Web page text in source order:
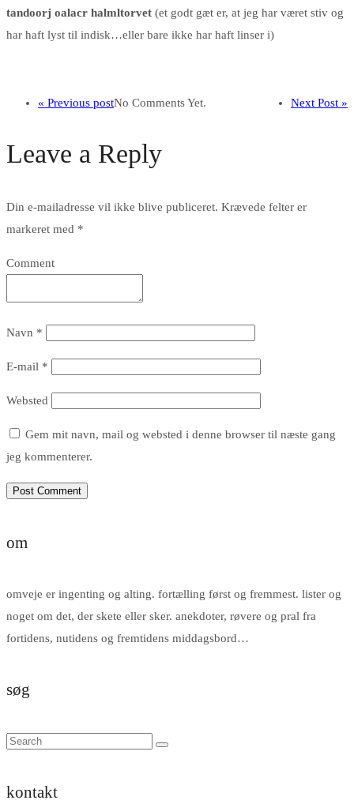
tandoorj oalacr halmltorvet (et godt gæt er, at jeg har været stiv og
har haft lyst til indisk…eller bare ikke har haft linser i)
« Previous post Next Post »
No Comments Yet.
Leave a Reply
Din e-mailadresse vil ikke blive publiceret. Krævede felter er
markeret med *
Comment
Navn *
E-mail *
Websted
Gem mit navn, mail og websted i denne browser til næste gang
jeg kommenterer.
om
omveje er ingenting og alting. fortælling først og fremmest. lister og
noget om det, der skete eller sker. anekdoter, røvere og pral fra
fortidens, nutidens og fremtidens middagsbord…
søg
kontakt